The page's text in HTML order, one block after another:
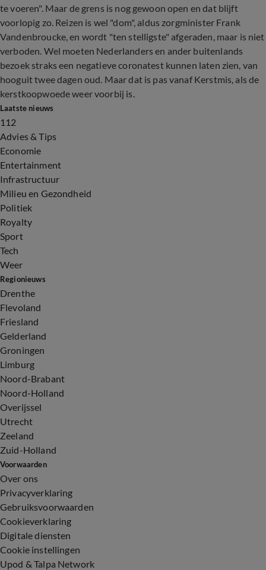
te voeren". Maar de grens is nog gewoon open en dat blijft
voorlopig zo. Reizen is wel "dom", aldus zorgminister Frank
Vandenbroucke, en wordt "ten stelligste" afgeraden, maar is niet
verboden. Wel moeten Nederlanders en ander buitenlands
bezoek straks een negatieve coronatest kunnen laten zien, van
hooguit twee dagen oud. Maar dat is pas vanaf Kerstmis, als de
kerstkoopwoede weer voorbij is.
Laatste nieuws
112
Advies & Tips
Economie
Entertainment
Infrastructuur
Milieu en Gezondheid
Politiek
Royalty
Sport
Tech
Weer
Regionieuws
Drenthe
Flevoland
Friesland
Gelderland
Groningen
Limburg
Noord-Brabant
Noord-Holland
Overijssel
Utrecht
Zeeland
Zuid-Holland
Voorwaarden
Over ons
Privacyverklaring
Gebruiksvoorwaarden
Cookieverklaring
Digitale diensten
Cookie instellingen
Upod & Talpa Network